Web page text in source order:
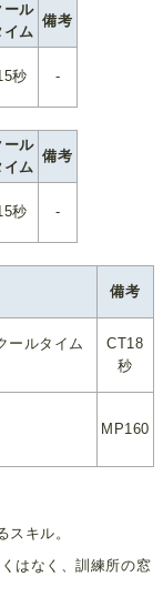
ール
イム
備考
秒
-
ール
イム
備考
秒
-
備考
ールタイム
CT18
秒
MP160
スキル。
はなく、訓練所の窓